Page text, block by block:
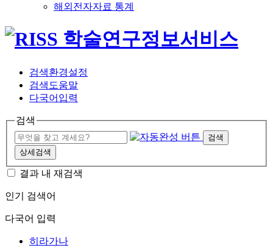
해외전자자료 통계
검색환경설정
검색도움말
다국어입력
검색
검색
상세검색
결과 내 재검색
인기 검색어
다국어 입력
히라가나